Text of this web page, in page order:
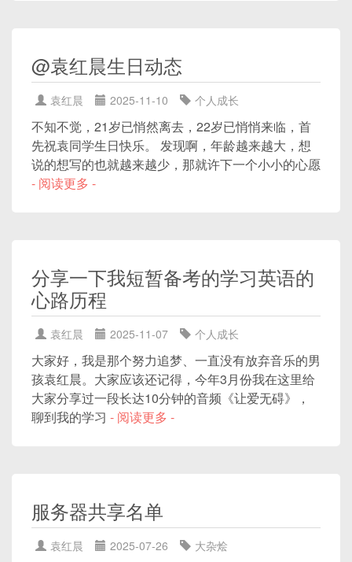
@袁红晨生日动态
袁红晨 2025-11-10 个人成长
不知不觉，21岁已悄然离去，22岁已悄悄来临，首
先祝袁同学生日快乐。 发现啊，年龄越来越大，想
说的想写的也就越来越少，那就许下一个小小的心愿
- 阅读更多 -
分享一下我短暂备考的学习英语的
心路历程
袁红晨 2025-11-07 个人成长
大家好，我是那个努力追梦、一直没有放弃音乐的男
孩袁红晨。大家应该还记得，今年3月份我在这里给
大家分享过一段长达10分钟的音频《让爱无碍》，
聊到我的学习 - 阅读更多 -
服务器共享名单
袁红晨 2025-07-26 大杂烩